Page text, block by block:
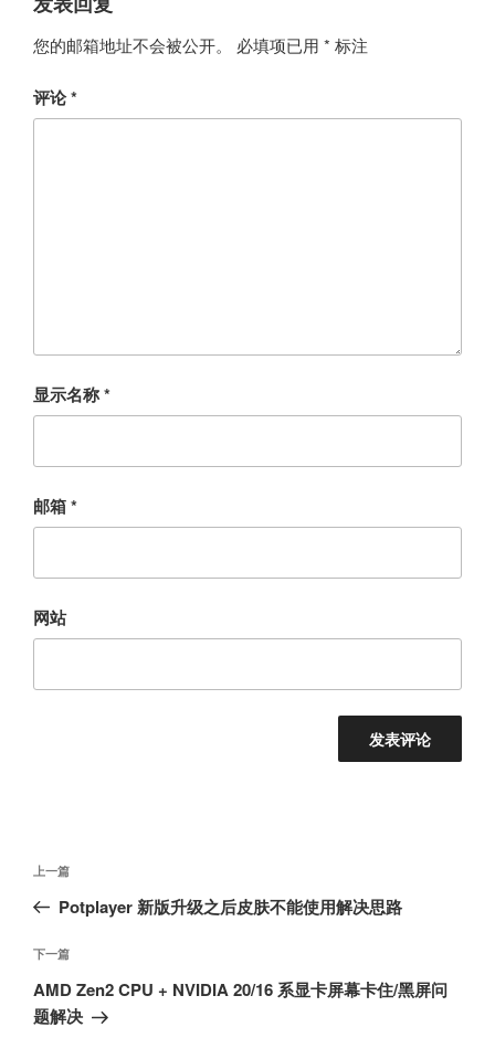
您的邮箱地址不会被公开。 必填项已用 * 标注
评论*
显示名称*
邮箱*
网站
文
导
航
上
一
文
章
上一篇
Potplayer 新版升级之后皮肤不能使用解决思路
下
一
篇
下一篇
AMD Zen2 CPU + NVIDIA 20/16 系显卡屏幕卡住/黑屏问
题解决